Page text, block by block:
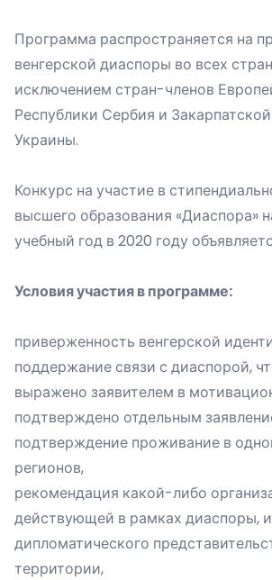
Программа распространяется на
венгерской диаспоры во всех
исключением стран-членов
Республики Сербия и
Украины.
Конкурс на участие в
высшего образования «Диаспора»
учебный год в 2020 году
Условия участия в программе:
приверженность венгерской
поддержание связи с диаспорой,
выражено заявителем в
подтверждено отдельным
подтверждение проживание в
регионов,
рекомендация какой-либо
действующей в рамках диаспоры,
дипломатического
территории,